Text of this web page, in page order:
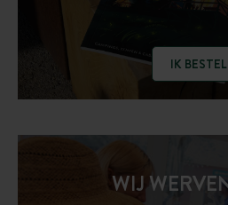
IK BESTEL
WIJ